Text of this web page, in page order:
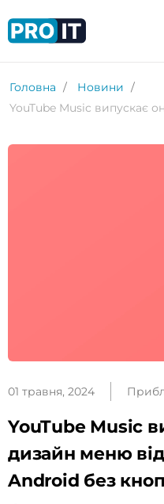
Головна
Новини
01 травня, 2024
YouTube Music
дизайн меню
Android без